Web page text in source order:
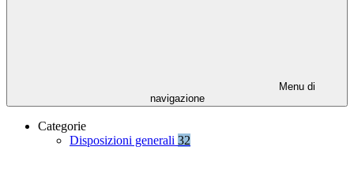
Menu di
navigazione
Categorie
Disposizioni generali 32